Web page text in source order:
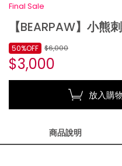
Final Sale
【BEARPAW】小
$6,000
$3,000
50%OFF
放入購
商品說明